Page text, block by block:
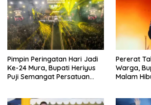
Pimpin Peringatan Hari Jadi
Ke-24 Mura, Bupati Heriyus
Puji Semangat Persatuan
Pererat
Warga,
Malam